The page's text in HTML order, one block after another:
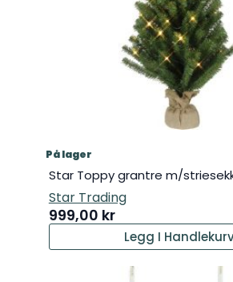
På lager
Star Toppy grantre m/
Star Trading
999,00 kr
Legg I